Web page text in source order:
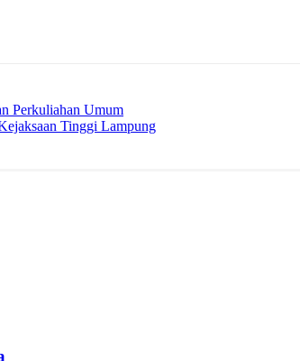
Perkuliahan Umum
Tinggi Lampung